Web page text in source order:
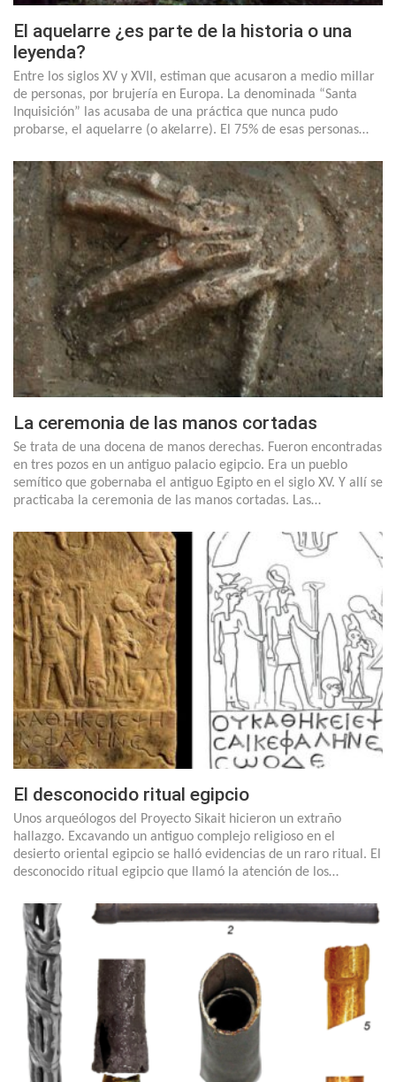
El aquelarre ¿es parte de la historia o una
leyenda?
Entre los siglos XV y XVII, estiman que acusaron a medio millar
de personas, por brujería en Europa. La denominada “Santa
Inquisición” las acusaba de una práctica que nunca pudo
probarse, el aquelarre (o akelarre). El 75% de esas personas…
La ceremonia de las manos cortadas
Se trata de una docena de manos derechas. Fueron encontradas
en tres pozos en un antiguo palacio egipcio. Era un pueblo
semítico que gobernaba el antiguo Egipto en el siglo XV. Y allí se
practicaba la ceremonia de las manos cortadas. Las…
El desconocido ritual egipcio
Unos arqueólogos del Proyecto Sikait hicieron un extraño
hallazgo. Excavando un antiguo complejo religioso en el
desierto oriental egipcio se halló evidencias de un raro ritual. El
desconocido ritual egipcio que llamó la atención de los…